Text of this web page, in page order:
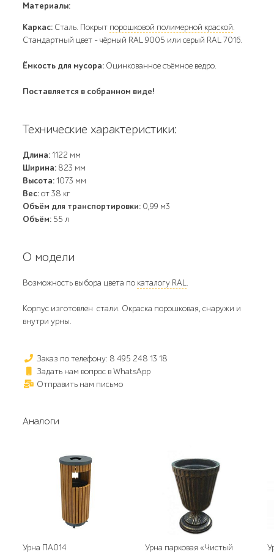
Материалы:
Каркас: Сталь. Покрыт порошковой полимерной краской.
Стандартный цвет – чёрный RAL 9005 или серый RAL 7016.
Ёмкость для мусора: Оцинкованное съёмное ведро.
Поставляется в собранном виде!
Технические характеристики:
Длина:1122 мм
Ширина: 823 мм
Высота:1073 мм
Вес:от 38 кг
Объём для транспортировки: 0,99 м3
Объём: 55 л
О модели
Возможность выбора цвета по каталогу RAL.
Корпус изготовлен стали. Окраска порошковая, снаружи и
внутри урны.
Заказ по телефону: 8 495 248 13 18
Задать нам вопрос в WhatsApp
Отправить нам письмо
Аналоги
Урна ПА014
Урна парковая «Чистый